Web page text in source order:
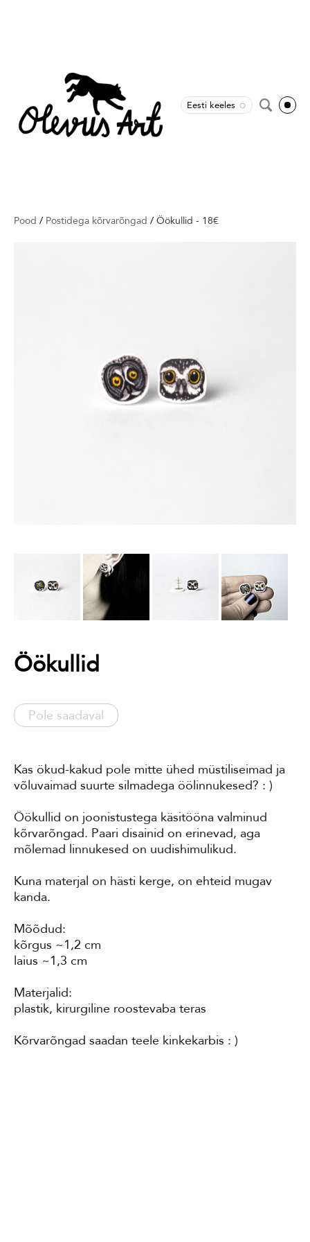
Eesti keeles
Pood / Postidega kõrvarõngad / Öökullid - 18€
Öökullid
Pole saadaval
Kas ökud-kakud pole mitte ühed müstiliseimad ja
võluvaimad suurte silmadega öölinnukesed? : )
Öökullid on joonistustega käsitööna valminud
kõrvarõngad. Paari disainid on erinevad, aga
mõlemad linnukesed on uudishimulikud.
Kuna materjal on hästi kerge, on ehteid mugav
kanda.
Mõõdud:
kõrgus ~1,2 cm
laius ~1,3 cm
Materjalid:
plastik, kirurgiline roostevaba teras
Kõrvarõngad saadan teele kinkekarbis : )